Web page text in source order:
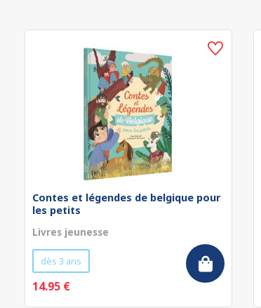
Contes et légendes de belgique pour
les petits
Livres jeunesse
dès 3 ans
14.95 €